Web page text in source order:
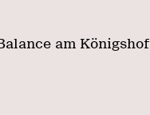
am Königshof